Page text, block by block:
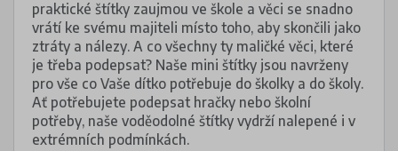
praktické štítky zaujmou ve škole a věci se snadno
vrátí ke svému majiteli místo toho, aby skončili jako
ztráty a nálezy. A co všechny ty maličké věci, které
je třeba podepsat? Naše mini štítky jsou navrženy
pro vše co Vaše dítko potřebuje do školky a do školy.
Ať potřebujete podepsat hračky nebo školní
potřeby, naše voděodolné štítky vydrží nalepené i v
extrémních podmínkách.